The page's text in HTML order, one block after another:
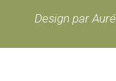
Design par